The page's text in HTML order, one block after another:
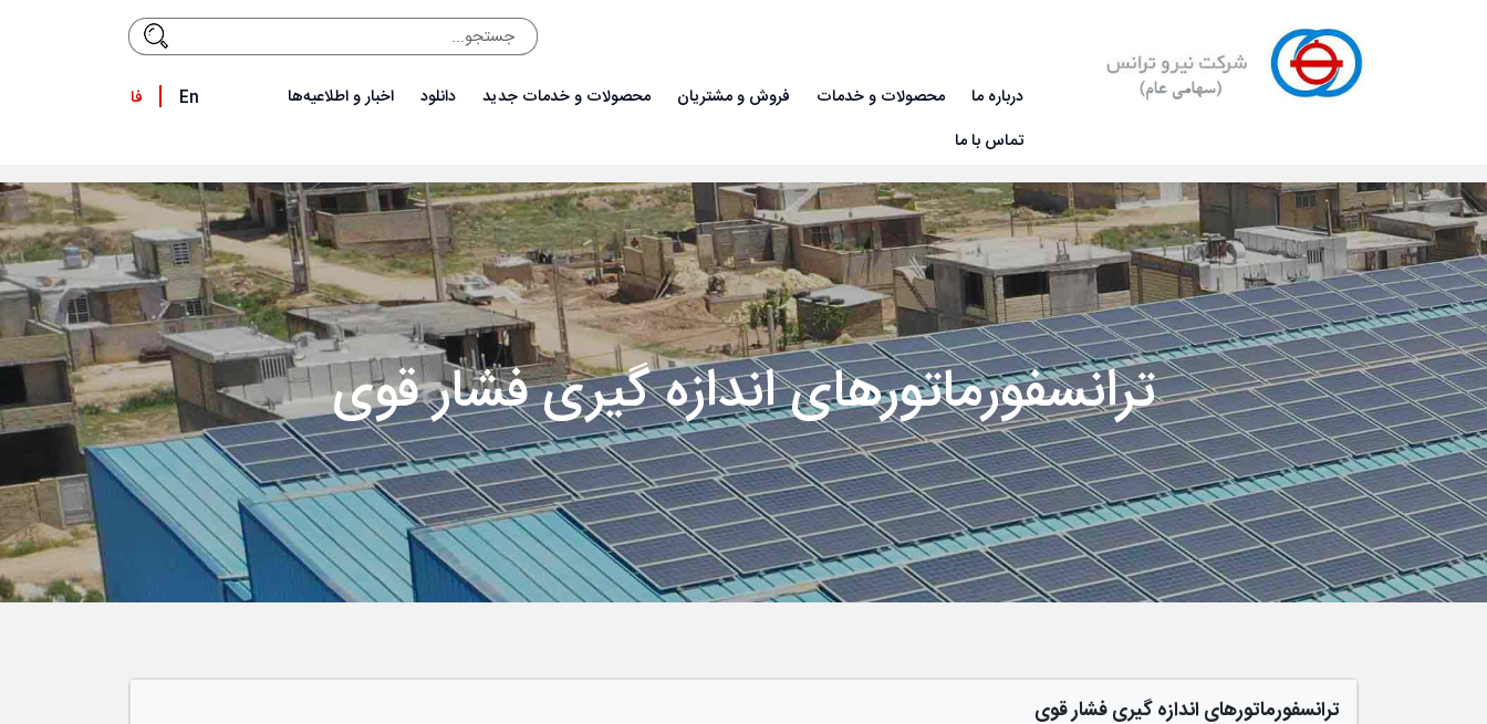
درباره ما محصولات و خدمات فروش و مشتریان محصولات و خدمات جدید دانلود
اخبار و اطلاعیه‌ها
تماس با ما
En فا
محصولات حوزه انتقال ترانسفورماتورهای اندازه گیری فشار قوی
ترانسفورماتورهای اندازه گیری فشار قوی
ترانسفورماتورهای اندازه گیری فشار قوی